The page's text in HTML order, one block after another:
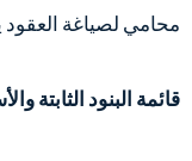
محامي لصياغة العقود
قائمة البنود الثابتة